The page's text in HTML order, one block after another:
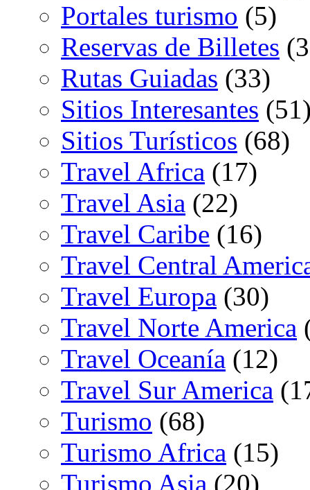
Portales turismo (5)
Reservas de Billetes
Rutas Guiadas (33)
Sitios Interesantes
Sitios Turísticos (68)
Travel Africa (17)
Travel Asia (22)
Travel Caribe (16)
Travel Central
Travel Europa (30)
Travel Norte America
Travel Oceanía (12)
Travel Sur America
Turismo (68)
Turismo Africa (15)
Turismo Asia (20)